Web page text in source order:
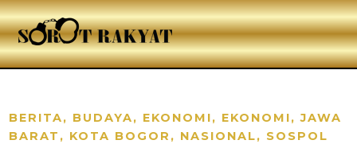
BERITA, BUDAYA, EKONOMI, EKONOMI,JAWA
BARAT , KOTA BOGOR , NASIONAL, SOSPOL